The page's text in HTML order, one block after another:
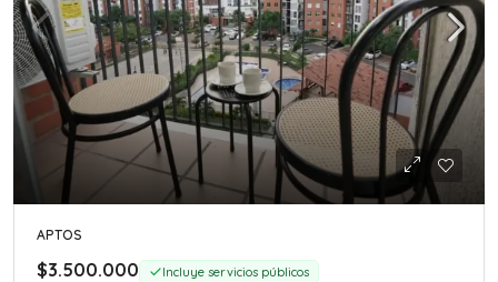
APTOS
$3.500.000 Incluye servicios públicos